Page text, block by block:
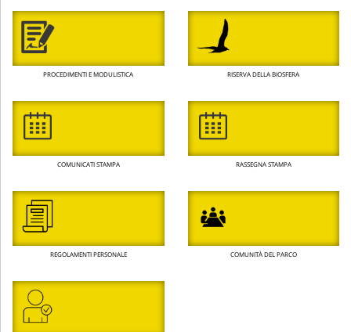
PROCEDIMENTI E MODULISTICA RISERVA DELLA BIOSFERA
COMUNICATI STAMPA RASSEGNA STAMPA
REGOLAMENTI PERSONALE COMUNITÀ DEL PARCO